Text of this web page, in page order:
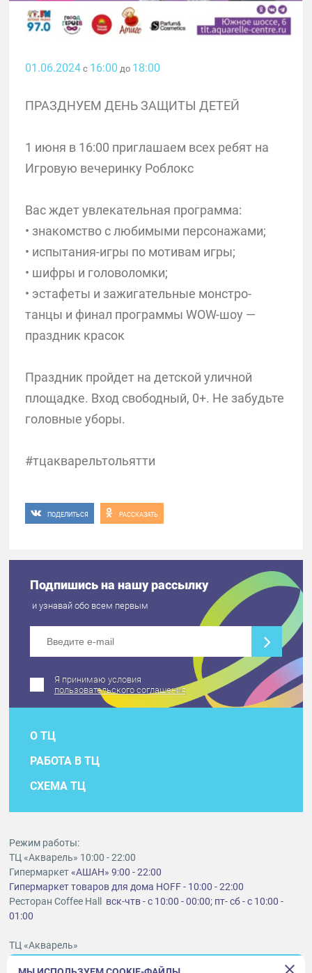
01.06.2024с 16:00 до 18:00
ПРАЗДНУЕМ ДЕНЬ ЗАЩИТЫ ДЕТЕЙ
1 июня в 16:00 приглашаем всех ребят на
Игровую вечеринку Роблокс
Вас ждет увлекательная программа:
• знакомство с любимыми персонажами;
• испытания-игры по мотивам игры;
• шифры и головоломки;
• эстафеты и зажигательные монстро-
танцы и финал программы WOW-шоу —
праздник красок
Праздник пройдет на детской уличной
площадке. Вход свободный, 0+. Не забудьте
головные уборы.
#тцакварельтольятти
ПОДЕЛИТЬСЯ РАССКАЗАТЬ
Подпишись на нашу рассылку
и узнавай обо всем первым
Я принимаю условия
пользовательского соглашения
О ТЦ
РАБОТА В ТЦ
СХЕМА ТЦ
Режим работы:
ТЦ «Акварель» 10:00 - 22:00
Гипермаркет«АШАН» 9:00 - 22:00
Гипермаркет товаров для дома HOFF - 10:00 - 22:00
Ресторан Coffee Hall вск-чтв - с 10:00 - 00:00; пт- сб - с 10:00 -
01:00
ТЦ «Акварель»